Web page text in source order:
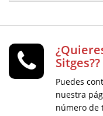
Sitges??
Puedes
nuestra
número de